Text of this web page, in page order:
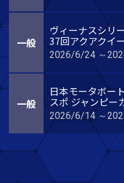
一般
ヴィーナスシリ
37回アクアクイ
2026/6/24 ～
一般
日本モータボー
スポ ジャンピー
2026/6/14 ～